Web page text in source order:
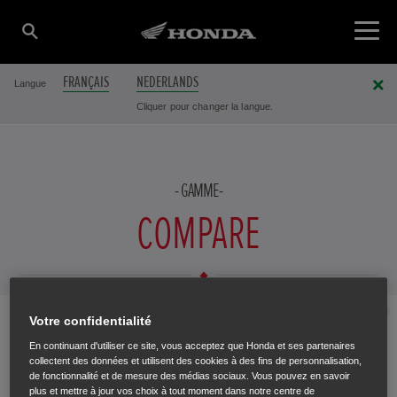
Langue FRANÇAIS NEDERLANDS
Cliquer pour changer la langue.
GAMME
COMPARE
AJOUTER UN PRODUIT
Votre confidentialité
En continuant d'utiliser ce site, vous acceptez que Honda et ses partenaires
collectent des données et utilisent des cookies à des fins de personnalisation,
de fonctionnalité et de mesure des médias sociaux. Vous pouvez en savoir
plus et mettre à jour vos choix à tout moment dans notre centre de